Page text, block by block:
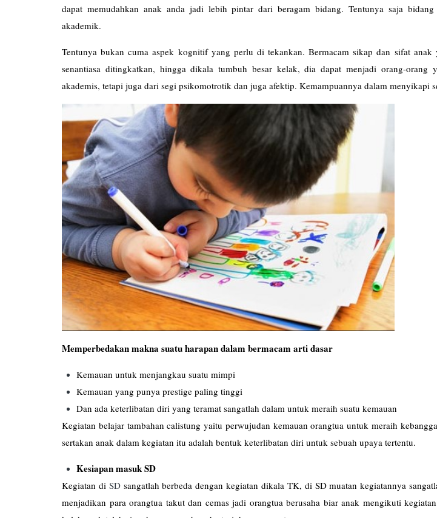
dapat memudahkan anak anda jadi lebih pintar dari beragam bidang. Tentunya saja
akademik.
Tentunya bukan cuma aspek kognitif yang perlu di tekankan. Bermacam sikap dan sifat
senantiasa ditingkatkan, hingga dikala tumbuh besar kelak, dia dapat menjadi orang-
akademis, tetapi juga dari segi psikomotrotik dan juga afektip. Kemampuannya dalam menyikapi
Memperbedakan makna suatu harapan dalam bermacam arti dasar
Kemauan untuk menjangkau suatu mimpi
Kemauan yang punya prestige paling tinggi
Dan ada keterlibatan diri yang teramat sangatlah dalam untuk meraih suatu kemauan
Kegiatan belajar tambahan calistung yaitu perwujudan kemauan orangtua untuk meraih
sertakan anak dalam kegiatan itu adalah bentuk keterlibatan diri untuk sebuah upaya tertentu.
Kesiapan masuk SD
Kegiatan di SDsangatlah berbeda dengan kegiatan dikala TK, di SD muatan kegiatannya
menjadikan para orangtua takut dan cemas jadi orangtua berusaha biar anak mengikuti